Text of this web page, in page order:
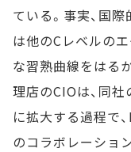
ている。事実、国
は他のCレベルの
な習熟曲線をはる
理店のCIOは、同
に拡大する過程で
のコラボレーショ